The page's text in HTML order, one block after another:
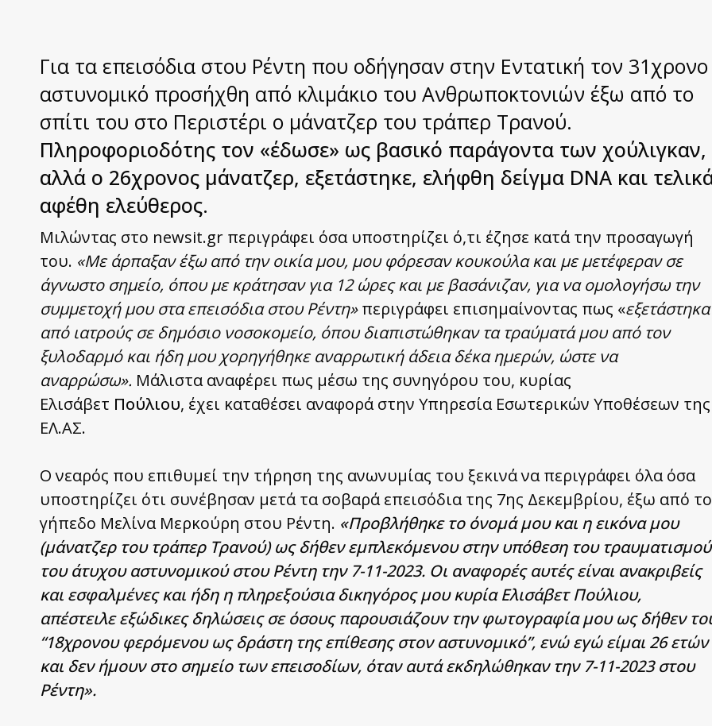
Για τα επεισόδια στου Ρέντη που οδήγησαν στην Εντατική τον 31χρονο
αστυνομικό προσήχθη από κλιμάκιο του Ανθρωποκτονιών έξω από το
σπίτι του στο Περιστέρι ο μάνατζερ του τράπερ Τρανού.
Πληροφοριοδότης τον «έδωσε» ως βασικό παράγοντα των χούλιγκαν,
αλλά ο 26χρονος μάνατζερ, εξετάστηκε, ελήφθη δείγμα DNA και
αφέθη ελεύθερος.
Μιλώντας στο newsit.gr περιγράφει όσα υποστηρίζει ό,τι έζησε κατά την προσαγωγή
του. «Με άρπαξαν έξω από την οικία μου, μου φόρεσαν κουκούλα και με μετέφεραν σε
άγνωστο σημείο, όπου με κράτησαν για 12 ώρες και με βασάνιζαν, για να ομολογήσω την
συμμετοχή μου στα επεισόδια στου Ρέντη»περιγράφει επισημαίνοντας πως «εξετάστηκα
από ιατρούς σε δημόσιο νοσοκομείο, όπου διαπιστώθηκαν τα τραύματά μου από τον
ξυλοδαρμό και ήδη μου χορηγήθηκε αναρρωτική άδεια δέκα ημερών, ώστε να
αναρρώσω». Μάλιστα αναφέρει πως μέσω της συνηγόρου του, κυρίας
Ελισάβετ Πούλιου, έχει καταθέσει αναφορά στην Υπηρεσία Εσωτερικών Υποθέσεων της
ΕΛ.ΑΣ.
Ο νεαρός που επιθυμεί την τήρηση της ανωνυμίας του ξεκινά να περιγράφει όλα όσα
υποστηρίζει ότι συνέβησαν μετά τα σοβαρά επεισόδια της 7ης Δεκεμβρίου, έξω από το
γήπεδο Μελίνα Μερκούρη στου Ρέντη. «Προβλήθηκε το όνομά μου και η εικόνα μου
(μάνατζερ του τράπερ Τρανού) ως δήθεν εμπλεκόμενου στην υπόθεση του τραυματισμού
του άτυχου αστυνομικού στου Ρέντη την 7-11-2023. Οι αναφορές αυτές είναι ανακριβείς
και εσφαλμένες και ήδη η πληρεξούσια δικηγόρος μου κυρία Ελισάβετ Πούλιου,
απέστειλε εξώδικες δηλώσεις σε όσους παρουσιάζουν την φωτογραφία μου ως δήθεν
“18χρονου φερόμενου ως δράστη της επίθεσης στον αστυνομικό”, ενώ εγώ είμαι 26 ετών
και δεν ήμουν στο σημείο των επεισοδίων, όταν αυτά εκδηλώθηκαν την 7-11-2023 στου
Ρέντη».